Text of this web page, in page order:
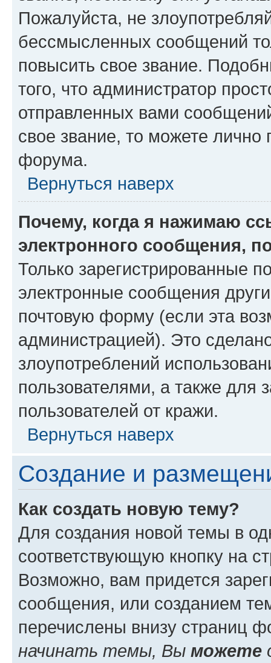
Пожалуйста, не
бессмысленных сообщений
повысить свое звание.
того, что администратор
отправленных вами
свое звание, то можете лично
форума.
Вернуться наверх
Почему, когда я нажимаю
электронного сообщения,
Только зарегистрированные
электронные сообщения
почтовую форму (если эта
администрацией). Это
злоупотреблений
пользователями, а также для
пользователей от кражи.
Вернуться наверх
Создание и
Как создать новую тему?
Для создания новой темы в
соответствующую кнопку на
Возможно, вам придется
сообщения, или созданием
перечислены внизу страниц
начинать темы, Вы можете